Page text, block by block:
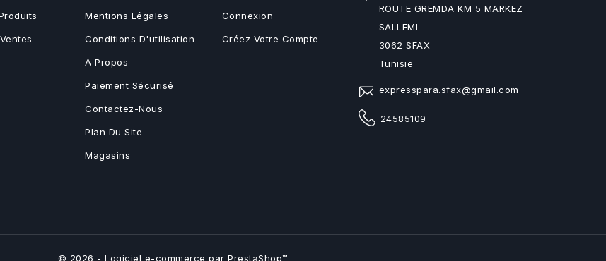
Mentions Légales
Conditions D'utilisation
A Propos
Paiement Sécurisé
Contactez-Nous
Plan Du Site
Magasins
Connexion
Créez Votre Compte
ROUTE GREMDA KM 5 MARKEZ
SALLEMI
3062 SFAX
Tunisie
expresspara.sfax@gmail.com
24585109
© 2026 - Logiciel e-commerce par PrestaShop™